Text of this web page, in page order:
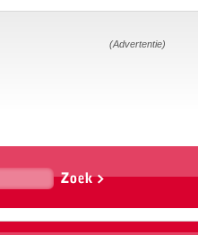
(Advertentie)